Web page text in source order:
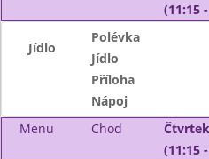
(11:15
Jídlo
Polévka
Jídlo
Příloha
Nápoj
Menu
Chod
(11:15